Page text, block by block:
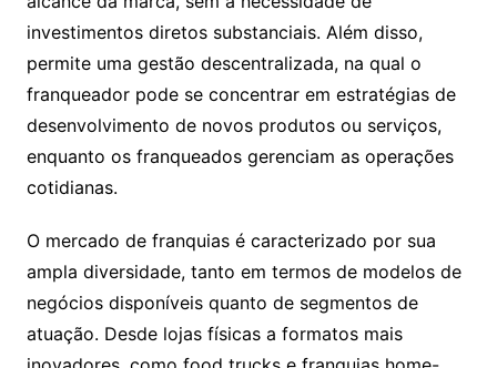
investimentos diretos substanciais. Além disso,
permite uma gestão descentralizada, na qual o
franqueador pode se concentrar em estratégias de
desenvolvimento de novos produtos ou serviços,
enquanto os franqueados gerenciam as operações
cotidianas.
O mercado de franquias é caracterizado por sua
ampla diversidade, tanto em termos de modelos de
negócios disponíveis quanto de segmentos de
atuação. Desde lojas físicas a formatos mais